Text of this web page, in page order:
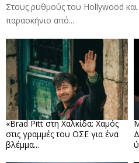
Στους ρυθμούς του Hollywood
παρασκήνιο από...
«Brad Pitt στη Χαλκίδα: Χαμός
στις γραμμές του ΟΣΕ για ένα
βλέμμα...